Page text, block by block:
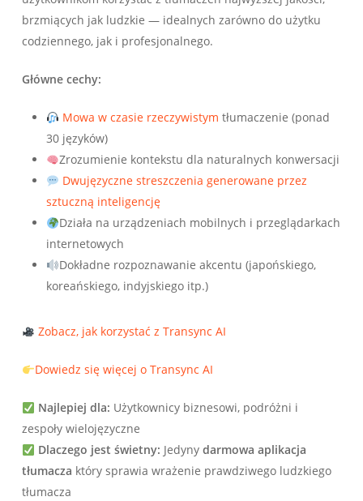
brzmiących jak ludzkie — idealnych zarówno do użytku
codziennego, jak i profesjonalnego.
Główne cechy:
Mowa w czasie rzeczywistym tłumaczenie (ponad
30 języków)
Zrozumienie kontekstu dla naturalnych konwersacji
Dwujęzyczne streszczenia generowane przez
sztuczną inteligencję
Działa na urządzeniach mobilnych i przeglądarkach
internetowych
Dokładne rozpoznawanie akcentu (japońskiego,
koreańskiego, indyjskiego itp.)
Zobacz, jak korzystać z Transync AI
Dowiedz się więcej o Transync AI
Najlepiej dla: Użytkownicy biznesowi, podróżni i
zespoły wielojęzyczne
Dlaczego jest świetny: Jedyny darmowa aplikacja
tłumacza który sprawia wrażenie prawdziwego ludzkiego
tłumacza